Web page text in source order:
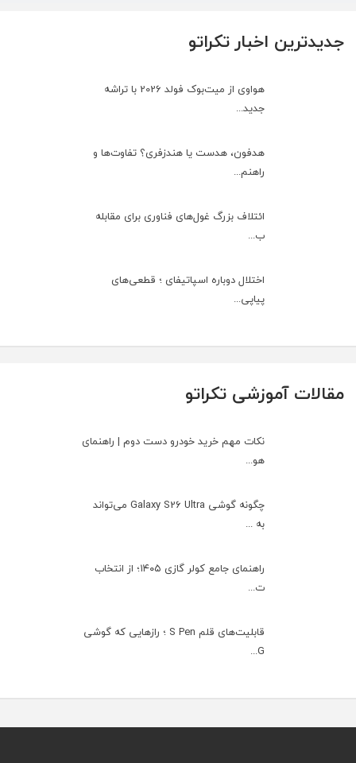
جدیدترین اخبار تکراتو
هواوی از میت‌بوک فولد 2026 با تراشه
جدید...
هدفون، هدست یا هندزفری؟ تفاوت‌ها و
راهنم...
ائتلاف بزرگ غول‌های فناوری برای مقابله
ب...
اختلال دوباره اسپاتیفای ؛ قطعی‌های
پیاپی...
مقالات آموزشی تکراتو
نکات مهم خرید خودرو دست دوم | راهنمای
هو...
چگونه گوشی Galaxy S26 Ultra می‌تواند
به ...
راهنمای جامع کولر گازی ۱۴۰۵؛ از انتخاب
ت...
قابلیت‌های قلم S Pen ؛ رازهایی که گوشی
G...